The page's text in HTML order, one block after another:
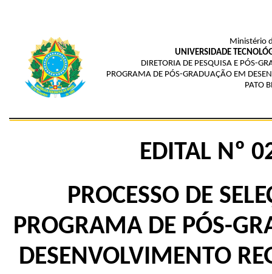
Ministério
UNIVERSIDADE
DIRETORIA DE PESQUISA E PÓS-
PROGRAMA DE PÓS-GRADUAÇÃO EM
PATO
EDITAL Nº
PROCESSO DE
PROGRAMA DE PÓS-
DESENVOLVIMENTO